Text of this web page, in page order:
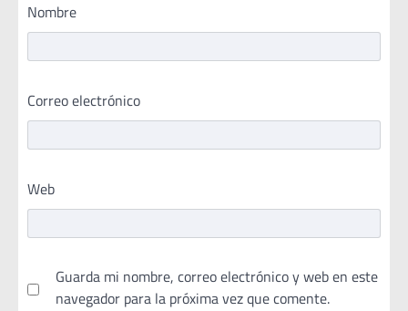
Nombre
Correo electrónico
Web
Guarda mi nombre, correo electrónico y web en este
navegador para la próxima vez que comente.